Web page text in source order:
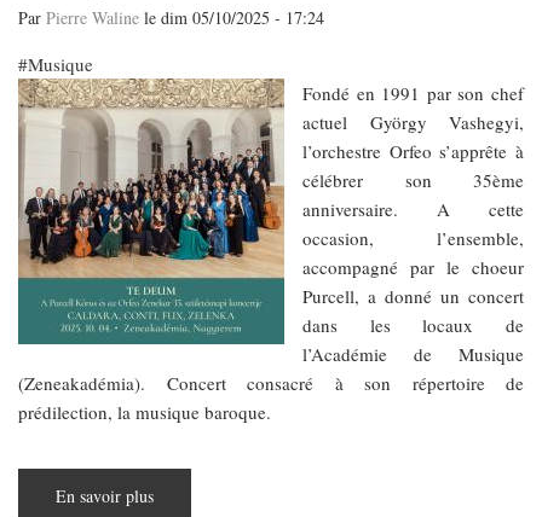
Par Pierre Waline le dim 05/10/2025 - 17:24
Musique
Fondé en 1991 par son chef
actuel György Vashegyi,
l’orchestre Orfeo s’apprête à
célébrer son 35ème
anniversaire. A cette
occasion, l’ensemble,
accompagné par le choeur
Purcell, a donné un concert
dans les locaux de
l’Académie de Musique
(Zeneakadémia). Concert consacré à son répertoire de
prédilection, la musique baroque.
En savoir plus